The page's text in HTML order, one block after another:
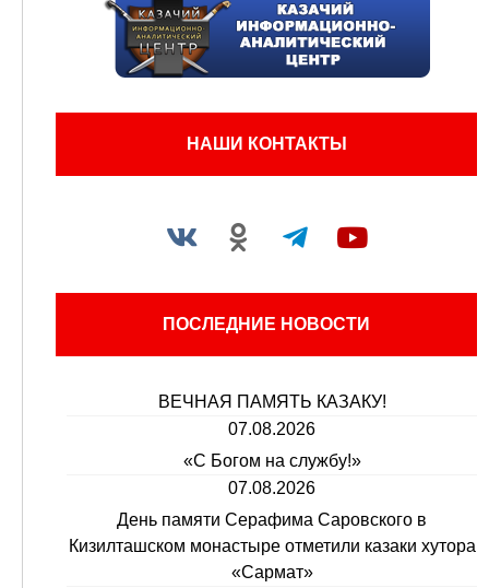
НАШИ КОНТАКТЫ
ПОСЛЕДНИЕ НОВОСТИ
ВЕЧНАЯ ПАМЯТЬ КАЗАКУ!
07.08.2026
«С Богом на службу!»
07.08.2026
День памяти Серафима Саровского в
Кизилташском монастыре отметили казаки хутора
«Сармат»